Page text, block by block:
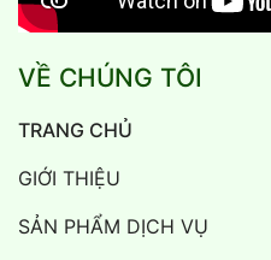
VỀ CHÚNG TÔI
TRANG CHỦ
GIỚI THIỆU
SẢN PHẨM DỊCH VỤ